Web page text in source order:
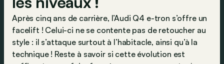
Après cinq ans de carrière, l’Audi Q4 e-tron s’offre un
facelift ! Celui-ci ne se contente pas de retoucher au
style : il s’attaque surtout à l’habitacle, ainsi qu’à la
technique ! Reste à savoir si cette évolution est